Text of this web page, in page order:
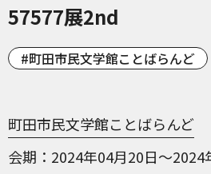
57577展2nd
町田市民文学館ことばらんど
町田市民文学館ことばらんど
会期
2024年04月20日～2024